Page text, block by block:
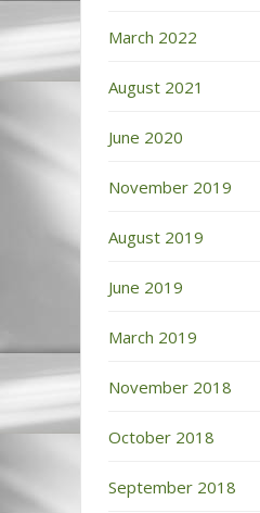
March 2022
August 2021
June 2020
November 2019
August 2019
June 2019
March 2019
November 2018
October 2018
September 2018